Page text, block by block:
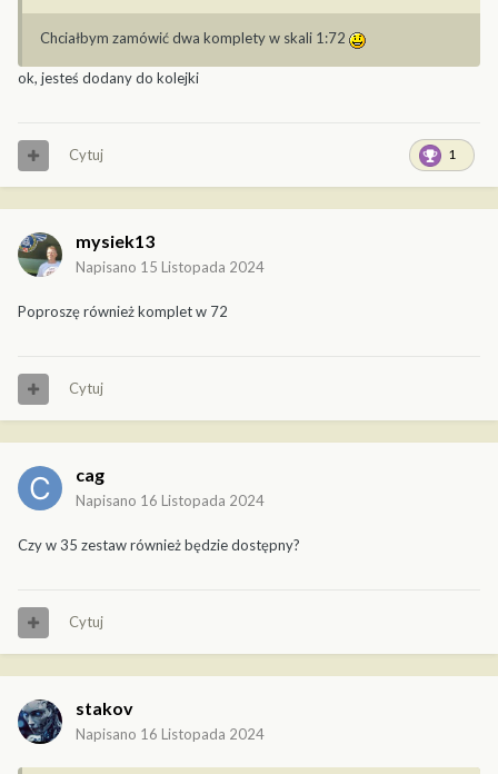
Chciałbym zamówić dwa komplety w skali 1:72
ok, jesteś dodany do kolejki
1
Cytuj
mysiek13
Napisano 15 Listopada 2024
Poproszę również komplet w 72
Cytuj
cag
Napisano 16 Listopada 2024
Czy w 35 zestaw również będzie dostępny?
Cytuj
stakov
Napisano 16 Listopada 2024